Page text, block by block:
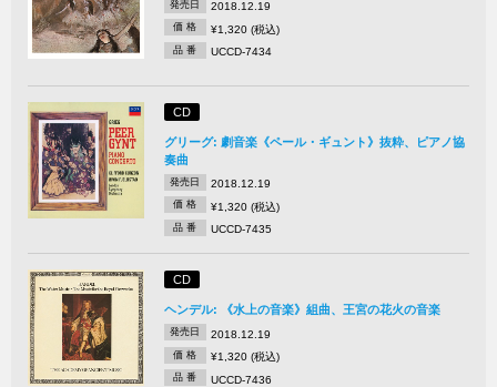
発売日 2018.12.19
価 格 ¥1,320 (税込)
品 番 UCCD-7434
CD
グリーグ: 劇音楽《ペール・ギュント》抜粋、ピアノ協
奏曲
発売日 2018.12.19
価 格 ¥1,320 (税込)
品 番 UCCD-7435
CD
ヘンデル: 《水上の音楽》組曲、王宮の花火の音楽
発売日 2018.12.19
価 格 ¥1,320 (税込)
品 番 UCCD-7436